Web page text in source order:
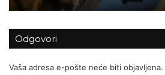
Odgovori
Vaša adresa e-pošte neće biti objavljena.